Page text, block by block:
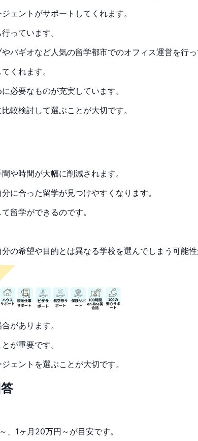
ェントがサポートしてくれます。
っています。
バギオなど人気の留学都市でのオフィス運営を行っ
くれます。
必要なものが充実しています。
較検討して選ぶことが大切です。
や時間が大幅に削減されます。
に合った留学が見つけやすくなります。
留学ができるのです。
の希望や目的とは異なる学校を選んでしまう可能性
があります。
が重要です。
ェントを選ぶことが大切です。
1ヶ月20万円～が目安です。